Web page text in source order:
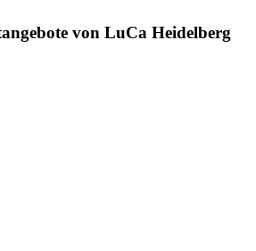
von LuCa Heidelberg